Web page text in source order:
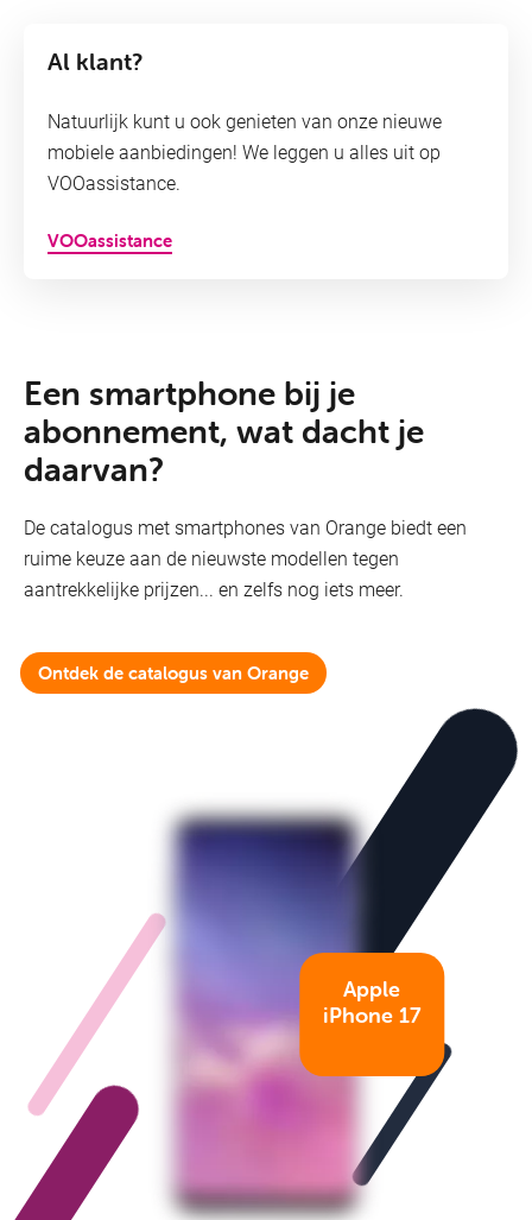
Al klant?
Natuurlijk kunt u ook genieten van onze nieuwe
mobiele aanbiedingen! We leggen u alles uit op
VOOassistance.
VOOassistance
Een smartphone bij je
abonnement, wat dacht je
daarvan?
De catalogus met smartphones van Orange biedt een
ruime keuze aan de nieuwste modellen tegen
aantrekkelijke prijzen... en zelfs nog iets meer.
Ontdek de catalogus van Orange
Apple
iPhone 17